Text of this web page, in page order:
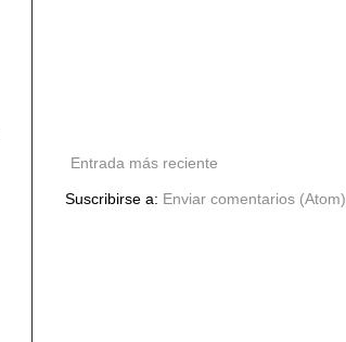
Entrada más reciente
Suscribirse a: Enviar comentarios (Atom)